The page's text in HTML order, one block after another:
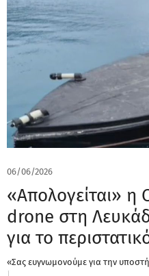
06/06/2026
«Απολογείται» η
drone στη
για το
«Σας ευγνωμονούμε για την